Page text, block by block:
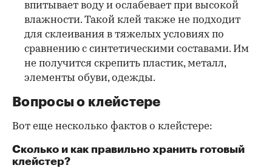
впитывает воду и ослабевает при высокой
влажности. Такой клей также не подходит
для склеивания в тяжелых условиях по
сравнению с синтетическими составами. Им
не получится скрепить пластик, металл,
элементы обуви, одежды.
Вопросы о клейстере
Вот еще несколько фактов о клейстере:
Сколько и как правильно хранить готовый
клейстер?